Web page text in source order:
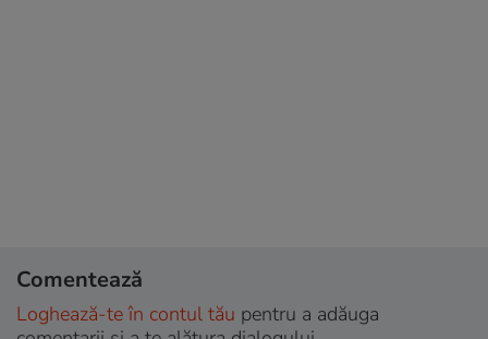
Comentează
Loghează-te în contul tău pentru a adăuga